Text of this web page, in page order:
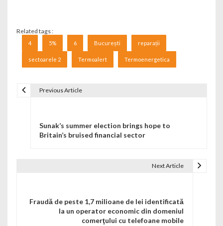
Related tags :
4 5% 6 București reparații
sectoarele 2 Termoalert Termoenergetica
Previous Article
Sunak’s summer election brings hope to
Britain’s bruised financial sector
Next Article
Fraudă de peste 1,7 milioane de lei identificată
la un operator economic din domeniul
comerţului cu telefoane mobile